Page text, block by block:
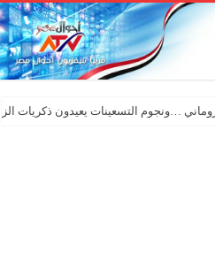
…ونجوم التسعينات يعيدون ذكريات